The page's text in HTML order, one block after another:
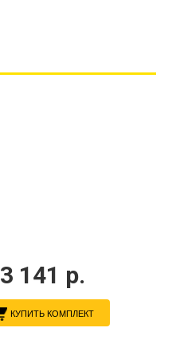
3 141 р.
КУПИТЬ КОМПЛЕКТ